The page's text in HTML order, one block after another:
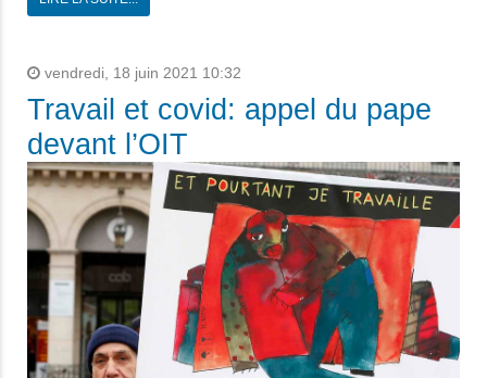
vendredi, 18 juin 2021 10:32
Travail et covid: appel du pape
devant l’OIT